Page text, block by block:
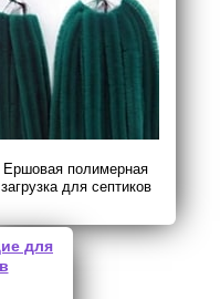
Ершовая полимерная
загрузка для септиков
для